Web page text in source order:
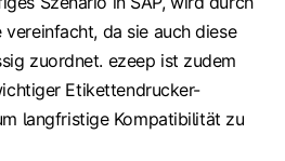
da sie auch diese
zuordnet. ezeep ist zudem
Etikettendrucker-
langfristige Kompatibilität zu